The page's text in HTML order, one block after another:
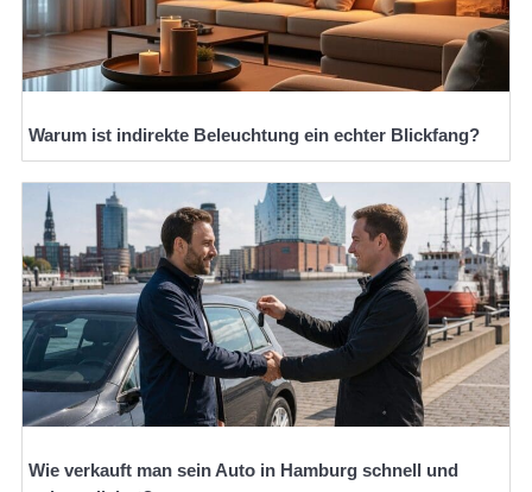
Warum ist indirekte Beleuchtung ein echter Blickfang?
Wie verkauft man sein Auto in Hamburg schnell und